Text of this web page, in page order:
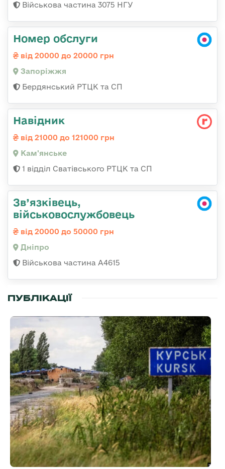
Військова частина 3075 НГУ
Номер обслуги
від 20000 до 20000 грн
Запоріжжя
Бердянський РТЦК та СП
Навідник
від 21000 до 121000 грн
Кам'янське
1 відділ Сватівського РТЦК та СП
Зв’язківець,
військовослужбовець
від 20000 до 50000 грн
Дніпро
Військова частина А4615
ПУБЛІКАЦІЇ